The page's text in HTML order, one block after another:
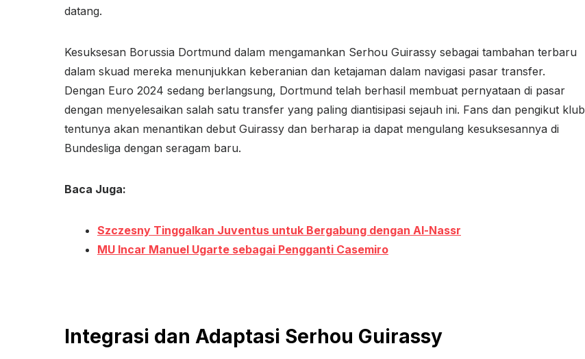
datang.
Kesuksesan Borussia Dortmund dalam mengamankan Serhou Guirassy sebagai tambahan terbaru
dalam skuad mereka menunjukkan keberanian dan ketajaman dalam navigasi pasar transfer.
Dengan Euro 2024 sedang berlangsung, Dortmund telah berhasil membuat pernyataan di pasar
dengan menyelesaikan salah satu transfer yang paling diantisipasi sejauh ini. Fans dan pengikut klub
tentunya akan menantikan debut Guirassy dan berharap ia dapat mengulang kesuksesannya di
Bundesliga dengan seragam baru.
Baca Juga:
Szczesny Tinggalkan Juventus untuk Bergabung dengan Al-Nassr
MU Incar Manuel Ugarte sebagai Pengganti Casemiro
Integrasi dan Adaptasi Serhou Guirassy